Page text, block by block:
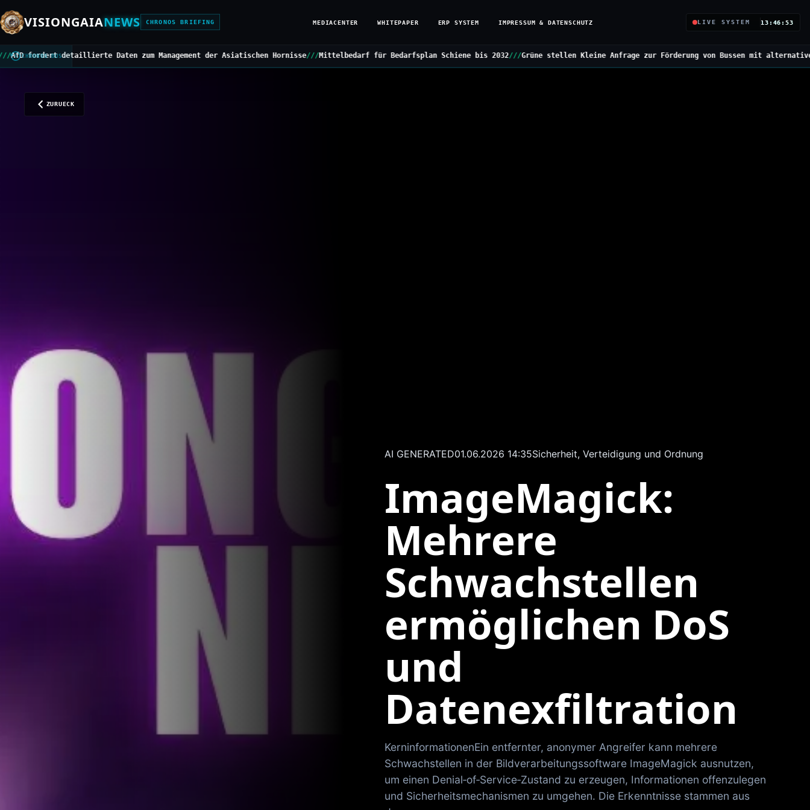
VISIONGAIANEWS CHRONOS BRIEFING MEDIACENTER WHITEPAPER ERP SYSTEM IMPRESSUM & DATENSCHUTZ LIVE SYSTEM 13:46:54
CHRONOS BUS
Daten zum Management der Asiatischen Hornisse///Mittelbedarf für Bedarfsplan Schiene bis 2032///Grüne stellen Kleine Anfrage zur Förderung von Bussen mit alternativen Antrieben///
ZURUECK
AI GENERATED01.06.2026 14:35Sicherheit, Verteidigung und Ordnung
ImageMagick:
Mehrere
Schwachstellen
ermöglichen DoS
und
Datenexfiltration
KerninformationenEin entfernter, anonymer Angreifer kann mehrere
Schwachstellen in der Bildverarbeitungssoftware ImageMagick ausnutzen,
um einen Denial‑of‑Service‑Zustand zu erzeugen, Informationen offenzulegen
und Sicherheitsmechanismen zu umgehen. Die Erkenntnisse stammen aus